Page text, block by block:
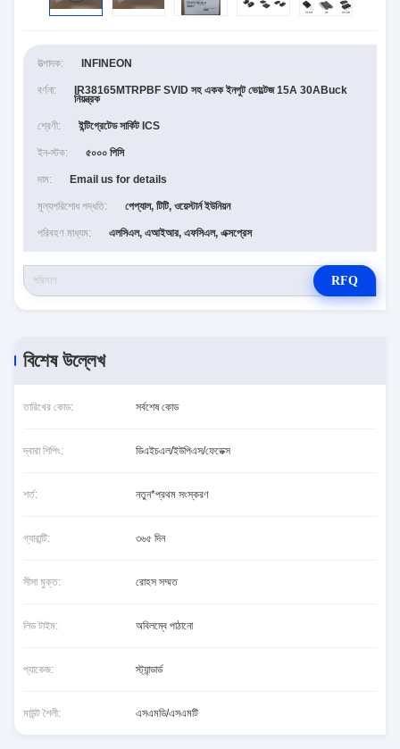
উত্পাদক: INFINEON
বর্ণনা: IR38165MTRPBF SVID সহ একক ইনপুট ভোল্টেজ 15A 30ABuck
নিয়ন্ত্রক
শ্রেণী: ইন্টিগ্রেটেড সার্কিট ICS
ইন-স্টক: ৫০০০ পিসি
দাম: Email us for details
মূল্যপরিশোধ পদ্ধতি: পেপ্যাল, টিটি, ওয়েস্টার্ন ইউনিয়ন
পরিবহণ মাধ্যম: এলসিএল, এআইআর, এফসিএল, এক্সপ্রেস
RFQ
বিশেষ উল্লেখ
তারিখের কোড: সর্বশেষ কোড
দ্বারা শিপিং: ডিএইচএল/ইউপিএস/ফেডেক্স
শর্ত: নতুন*প্রথম সংস্করণ
গ্যারান্টি: ৩৬৫ দিন
সীসা মুক্ত: রোহস সম্মত
লিড টাইম: অবিলম্বে পাঠানো
প্যাকেজ: স্ট্যান্ডার্ড
মাউন্ট শৈলী: এসএমডি/এসএমটি